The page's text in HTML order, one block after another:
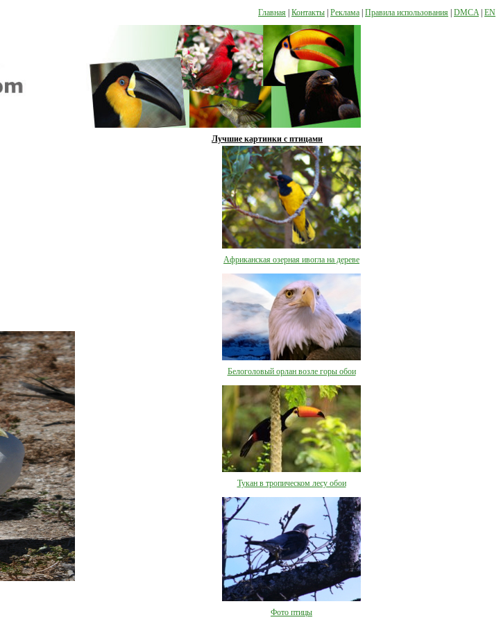
Главная Контакты Реклама Правила использования DMCA EN
Лучшие картинки с птицами
Африканская озерная ивогла на дереве
Белоголовый орлан возле горы обои
Тукан в тропическом лесу обои
Фото птицы